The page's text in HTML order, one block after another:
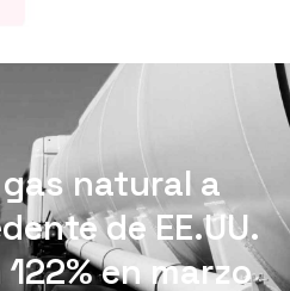
natural a
de EE.UU.
en marzo